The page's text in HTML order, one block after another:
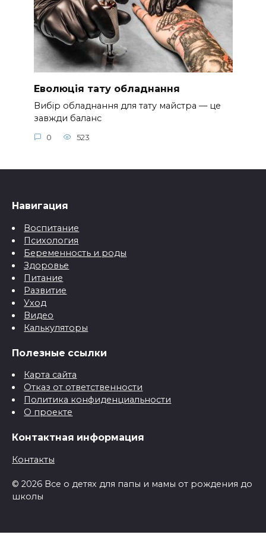
Еволюція тату обладнання
Вибір обладнання для тату майстра — це
завжди баланс
0 523
Навигация
Воспитание
Психология
Беременность и роды
Здоровье
Питание
Развитие
Уход
Видео
Калькуляторы
Полезные ссылки
Карта сайта
Отказ от ответственности
Политика конфиденциальности
О проекте
Контактная информация
Контакты
© 2026 Все о детях для папы и мамы от рождения до
школы